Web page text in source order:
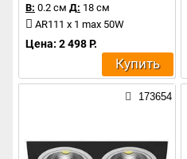
В: 0.2 см Д: 18 см
AR111 x 1 max 50W
Цена: 2 498 Р.
Купить
173654